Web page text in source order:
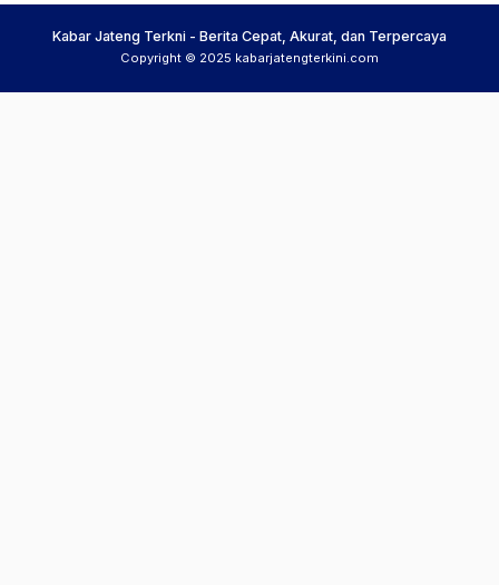
Kabar Jateng Terkni - Berita Cepat, Akurat, dan Terpercaya
Copyright © 2025 kabarjatengterkini.com